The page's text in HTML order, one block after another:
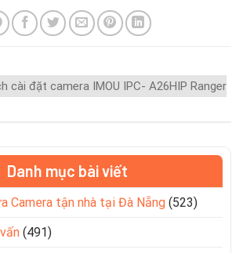
cài đặt camera IMOU IPC- A26HIP Ranger
Danh mục bài viết
Camera tận nhà tại Đà Nẵng (523)
(491)